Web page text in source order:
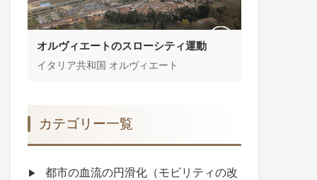
オルヴィエートのスローシティ運動
イタリア共和国 オルヴィエート
カテゴリー一覧
都市の血流の円滑化（モビリティの改